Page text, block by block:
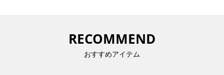
RECOMMEND
おすすめアイテム